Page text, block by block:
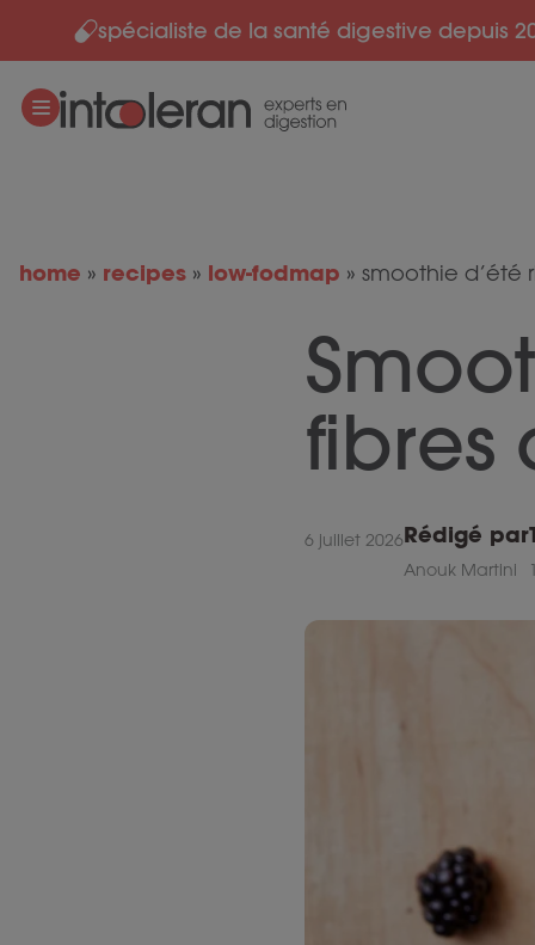
Skip to contentspécialiste de la santé digestive depuis
home » recipes » low-fodmap » smoothie d’été
fibres
6 juillet 2026Rédigé par
Anouk Martini